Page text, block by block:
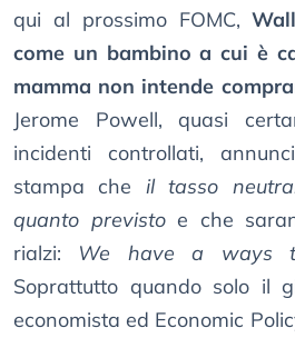
qui al prossimo FOMC,
come un bambino a cui è
mamma non intende
Jerome Powell, quasi
incidenti controllati,
stampa che il tasso
quanto previstoe che
rialzi: We have a ways
Soprattutto quando solo il
economista ed Economic